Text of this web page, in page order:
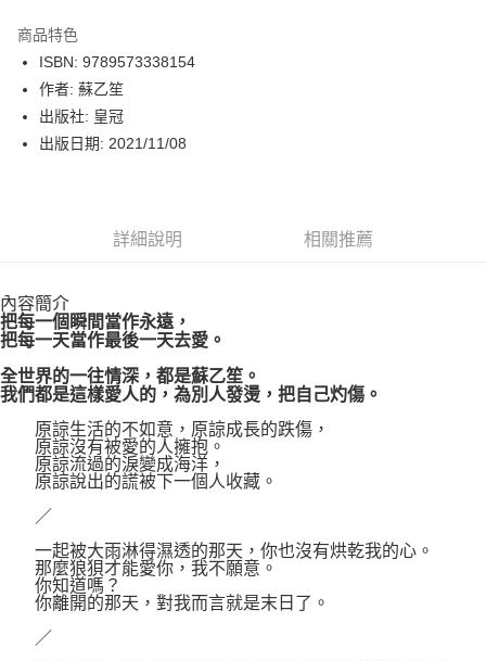
LINE Pay
Apple Pay
街口支付
博客來商品配送方式
每筆NT$80，滿NT$1,000(含以上)免運費
商品特色
ISBN: 9789573338154
作者: 蘇乙笙
出版社: 皇冠
出版日期: 2021/11/08
詳細說明 相關推薦
內容簡介
把每一個瞬間當作永遠，
把每一天當作最後一天去愛。
全世界的一往情深，都是蘇乙笙。
我們都是這樣愛人的，為別人發燙，把自己灼傷。
原諒生活的不如意，原諒成長的跌傷，
原諒沒有被愛的人擁抱。
原諒流過的淚變成海洋，
原諒說出的謊被下一個人收藏。
／
一起被大雨淋得濕透的那天，你也沒有烘乾我的心。
那麼狼狽才能愛你，我不願意。
你知道嗎？
你離開的那天，對我而言就是末日了。
／